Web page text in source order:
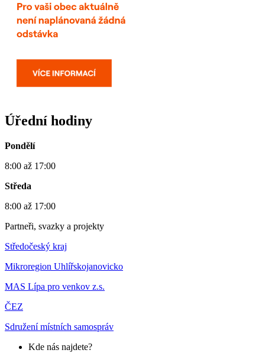
Úřední hodiny
Pondělí
8:00 až 17:00
Středa
8:00 až 17:00
Partneři, svazky a projekty
Středočeský kraj
Mikroregion Uhlířskojanovicko
MAS Lípa pro venkov z.s.
ČEZ
Sdružení místních samospráv
Kde nás najdete?